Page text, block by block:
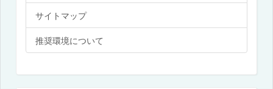
サイトマップ
推奨環境について